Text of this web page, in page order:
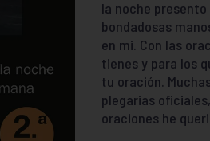
la noche presento
bondadosas
en mi. Con las
tienes y para los
tu oración.
plegarias
oraciones he